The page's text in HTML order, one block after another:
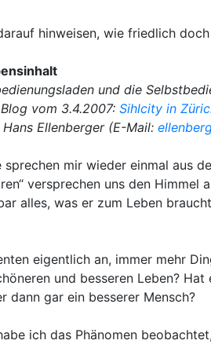
hinweisen, wie friedlich
und die
vom 3.4.2007: Sihlcity in
Ellenberger (E-Mail:
sprechen mir wieder einmal aus
versprechen uns den
alles, was er zum Leben
eigentlich an, immer mehr
und besseren Leben?
dann gar ein besserer Mensch?
ich das Phänomen